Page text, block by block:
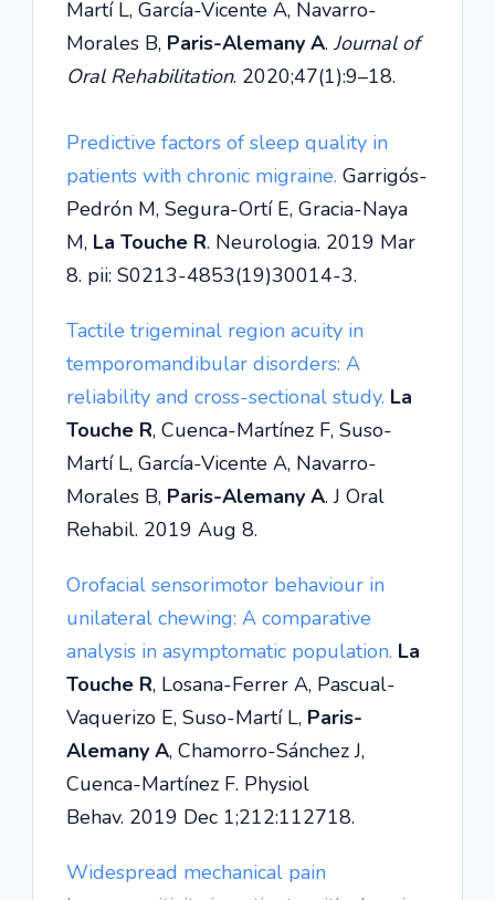
Martí L, García-Vicente A, Navarro-
Morales B, Paris-Alemany A. Journal of
Oral Rehabilitation. 2020;47(1):9–18.
Predictive factors of sleep quality in
patients with chronic migraine. Garrigós-
Pedrón M, Segura-Ortí E, Gracia-Naya
M, La Touche R. Neurologia. 2019 Mar
8. pii: S0213-4853(19)30014-3.
Tactile trigeminal region acuity in
temporomandibular disorders: A
reliability and cross-sectional study. La
Touche R, Cuenca-Martínez F, Suso-
Martí L, García-Vicente A, Navarro-
Morales B, Paris-Alemany A. J Oral
Rehabil. 2019 Aug 8.
Orofacial sensorimotor behaviour in
unilateral chewing: A comparative
analysis in asymptomatic population. La
Touche R, Losana-Ferrer A, Pascual-
Vaquerizo E, Suso-Martí L, Paris-
Alemany A, Chamorro-Sánchez J,
Cuenca-Martínez F. Physiol
Behav. 2019 Dec 1;212:112718.
Widespread mechanical pain